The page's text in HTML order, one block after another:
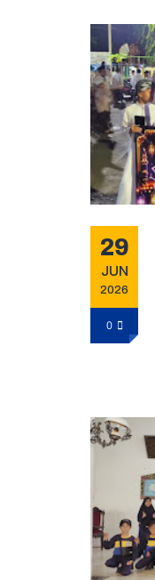
29
JUN
2026
0